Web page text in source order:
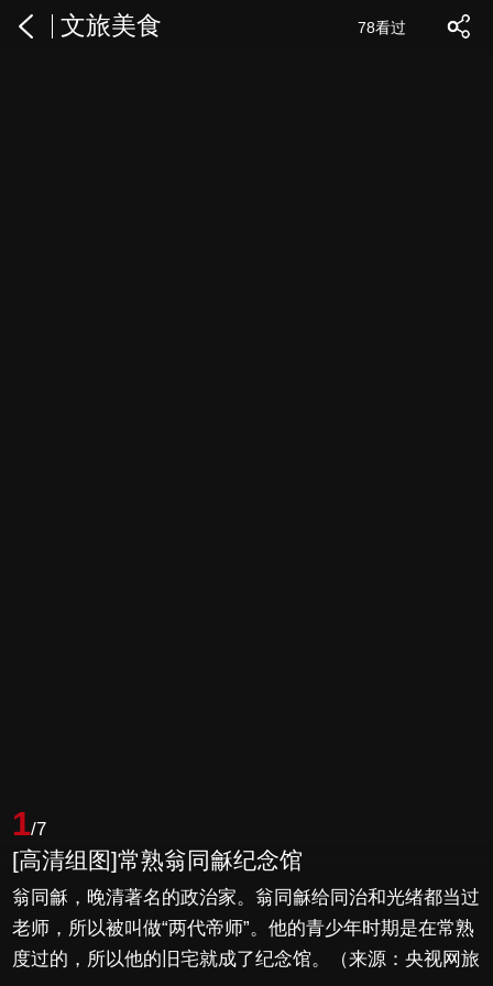
文旅美食 78看过
1/7
[高清组图]常熟翁同龢纪念馆
翁同龢，晚清著名的政治家。翁同龢给同治和光绪都当过
老师，所以被叫做“两代帝师”。他的青少年时期是在常熟
度过的，所以他的旧宅就成了纪念馆。（来源：央视网旅